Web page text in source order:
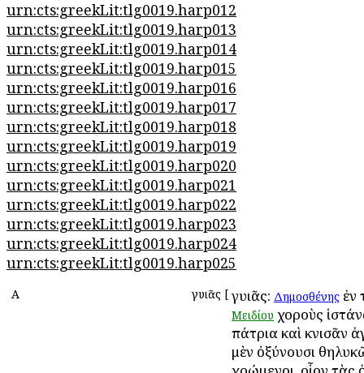
urn:cts:greekLit:tlg0019.harp012
urn:cts:greekLit:tlg0019.harp013
urn:cts:greekLit:tlg0019.harp014
urn:cts:greekLit:tlg0019.harp015
urn:cts:greekLit:tlg0019.harp016
urn:cts:greekLit:tlg0019.harp017
urn:cts:greekLit:tlg0019.harp018
urn:cts:greekLit:tlg0019.harp019
urn:cts:greekLit:tlg0019.harp020
urn:cts:greekLit:tlg0019.harp021
urn:cts:greekLit:tlg0019.harp022
urn:cts:greekLit:tlg0019.harp023
urn:cts:greekLit:tlg0019.harp024
urn:cts:greekLit:tlg0019.harp025
Α Ἀγυιᾶς [ Ἀγυιᾶς: Δημοσθένης
Μειδίου χοροὺς
πάτρια καὶ κνισᾶν
μὲν ὀξύνουσι